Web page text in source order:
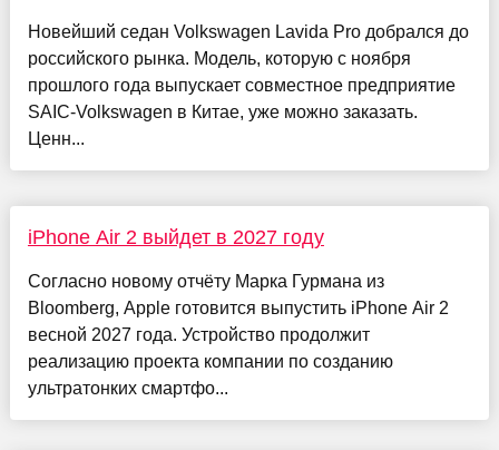
Новейший седан Volkswagen Lavida Pro добрался до
российского рынка. Модель, которую с ноября
прошлого года выпускает совместное предприятие
SAIC-Volkswagen в Китае, уже можно заказать.
Ценн...
iPhone Air 2 выйдет в 2027 году
Согласно новому отчёту Марка Гурмана из
Bloomberg, Apple готовится выпустить iPhone Air 2
весной 2027 года. Устройство продолжит
реализацию проекта компании по созданию
ультратонких смартфо...